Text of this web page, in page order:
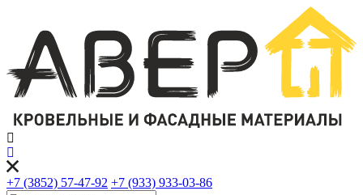
+7 (3852) 57-47-92 +7 (933) 933-03-86